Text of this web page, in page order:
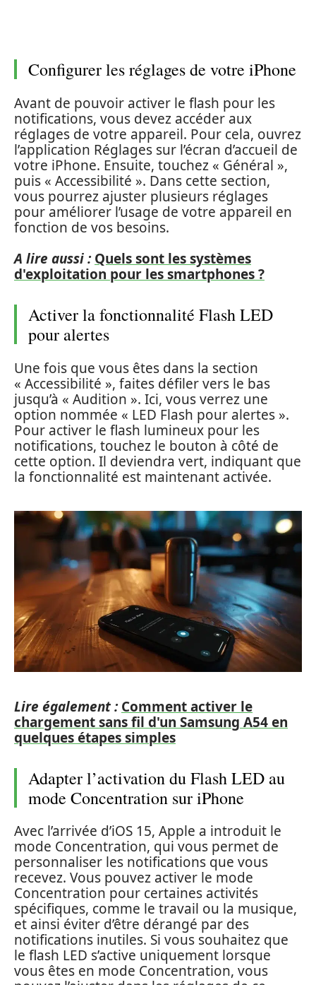
Configurer les réglages de votre iPhone
Avant de pouvoir activer le flash pour les
notifications, vous devez accéder aux
réglages de votre appareil. Pour cela, ouvrez
l’application Réglages sur l’écran d’accueil de
votre iPhone. Ensuite, touchez « Général »,
puis « Accessibilité ». Dans cette section,
vous pourrez ajuster plusieurs réglages
pour améliorer l’usage de votre appareil en
fonction de vos besoins.
A lire aussi : Quels sont les systèmes
d'exploitation pour les smartphones ?
Activer la fonctionnalité Flash LED
pour alertes
Une fois que vous êtes dans la section
« Accessibilité », faites défiler vers le bas
jusqu’à « Audition ». Ici, vous verrez une
option nommée « LED Flash pour alertes ».
Pour activer le flash lumineux pour les
notifications, touchez le bouton à côté de
cette option. Il deviendra vert, indiquant que
la fonctionnalité est maintenant activée.
Lire également : Comment activer le
chargement sans fil d'un Samsung A54 en
quelques étapes simples
Adapter l’activation du Flash LED au
mode Concentration sur iPhone
Avec l’arrivée d’iOS 15, Apple a introduit le
mode Concentration, qui vous permet de
personnaliser les notifications que vous
recevez. Vous pouvez activer le mode
Concentration pour certaines activités
spécifiques, comme le travail ou la musique,
et ainsi éviter d’être dérangé par des
notifications inutiles. Si vous souhaitez que
le flash LED s’active uniquement lorsque
vous êtes en mode Concentration, vous